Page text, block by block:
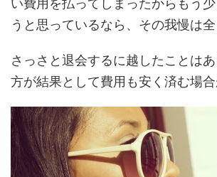
うと思っているなら、その我慢は全
さっさと退会するに越したことは
方が結果として費用も安く済む場合